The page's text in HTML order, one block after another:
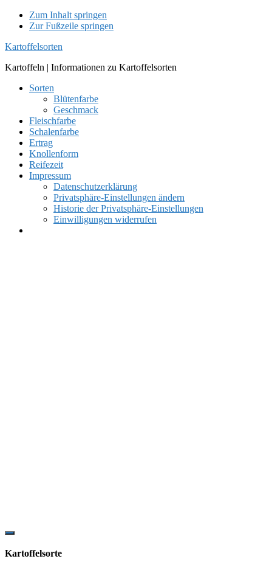
Zum Inhalt springen
Zur Fußzeile springen
Kartoffelsorten
Kartoffeln | Informationen zu Kartoffelsorten
Sorten
Blütenfarbe
Geschmack
Fleischfarbe
Schalenfarbe
Ertrag
Knollenform
Reifezeit
Impressum
Datenschutzerklärung
Privatsphäre-Einstellungen ändern
Historie der Privatsphäre-Einstellungen
Einwilligungen widerrufen
Show
Content
Kartoffelsorte